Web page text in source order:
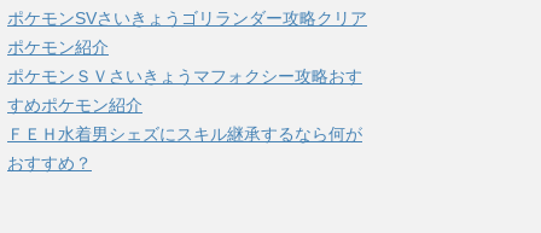
ポケモンSVさいきょうゴリランダー攻略クリア
ポケモン紹介
ポケモンＳＶさいきょうマフォクシー攻略おす
すめポケモン紹介
ＦＥＨ水着男シェズにスキル継承するなら何が
おすすめ？